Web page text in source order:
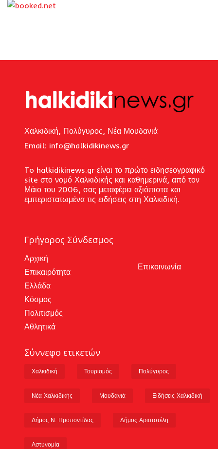
Χαλκιδική, Πολύγυρος, Νέα Μουδανιά
Email: info@halkidikinews.gr
To halkidikinews.gr είναι το πρώτο ειδησεογραφικό
site στο νομό Χαλκιδικής και καθημερινά, από τον
Μάιο του 2006, σας μεταφέρει αξιόπιστα και
εμπεριστατωμένα τις ειδήσεις στη Χαλκιδική.
Γρήγορος Σύνδεσμος
Αρχική
Επικαιρότητα
Ελλάδα
Κόσμος
Πολιτισμός
Αθλητικά
Επικοινωνία
Σύννεφο ετικετών
Χαλκιδική Τουρισμός Πολύγυρος
Νέα Χαλκιδικής Μουδανιά Ειδήσεις Χαλκιδική
Δήμος Ν. Προποντίδας Δήμος Αριστοτέλη
Αστυνομία